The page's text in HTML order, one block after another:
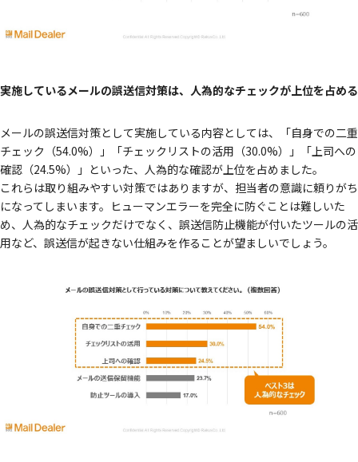
実施しているメールの誤送信対策は、人為的なチェックが上位を占める
メールの誤送信対策として実施している内容としては、「自身での二重
チェック（54.0%）」「チェックリストの活用（30.0%）」「上司への
確認（24.5%）」といった、人為的な確認が上位を占めました。
これらは取り組みやすい対策ではありますが、担当者の意識に頼りがち
になってしまいます。ヒューマンエラーを完全に防ぐことは難しいた
め、人為的なチェックだけでなく、誤送信防止機能が付いたツールの活
用など、誤送信が起きない仕組みを作ることが望ましいでしょう。